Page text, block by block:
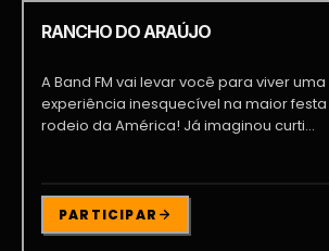
RANCHO DO ARAÚJO
A Band FM vai levar você para viver uma
experiência inesquecível na maior
rodeio da América! Já imaginou curti...
PARTICIPAR